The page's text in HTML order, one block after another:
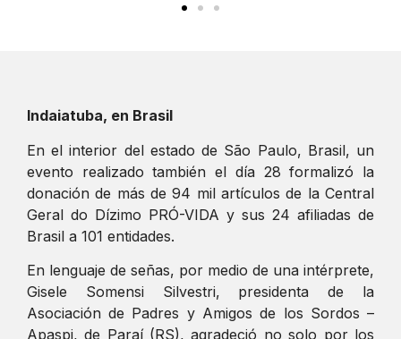
Indaiatuba, en Brasil
En el interior del estado de São Paulo, Brasil, un
evento realizado también el día 28 formalizó la
donación de más de 94 mil artículos de la Central
Geral do Dízimo PRÓ-VIDA y sus 24 afiliadas de
Brasil a 101 entidades.
En lenguaje de señas, por medio de una intérprete,
Gisele Somensi Silvestri, presidenta de la
Asociación de Padres y Amigos de los Sordos –
Apaspi, de Paraí (RS), agradeció no solo por los